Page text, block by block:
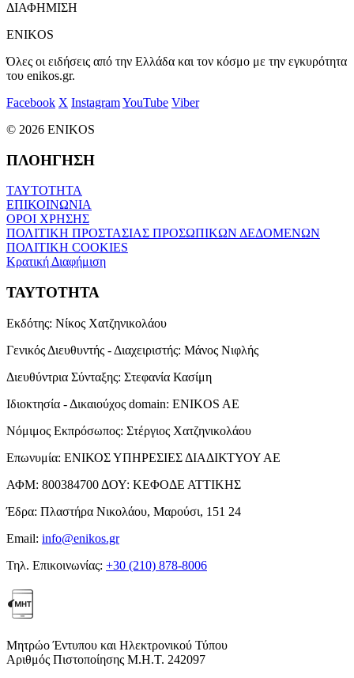
ΔΙΑΦΗΜΙΣΗ
ENIKOS
Όλες οι ειδήσεις από την Ελλάδα και τον κόσμο με την εγκυρότητα
του enikos.gr.
Facebook X InstagramYouTube Viber
© 2026 ENIKOS
ΠΛΟΗΓΗΣΗ
ΤΑΥΤΟΤΗΤΑ
ΕΠΙΚΟΙΝΩΝΙΑ
ΟΡΟΙ ΧΡΗΣΗΣ
ΠΟΛΙΤΙΚΗ ΠΡΟΣΤΑΣΙΑΣ ΠΡΟΣΩΠΙΚΩΝ ΔΕΔΟΜΕΝΩΝ
ΠΟΛΙΤΙΚΗ COOKIES
Κρατική Διαφήμιση
ΤΑΥΤΟΤΗΤΑ
Εκδότης: Νίκος Χατζηνικολάου
Γενικός Διευθυντής - Διαχειριστής: Μάνος Νιφλής
Διευθύντρια Σύνταξης: Στεφανία Κασίμη
Ιδιοκτησία - Δικαιούχος domain: ENIKOS AE
Νόμιμος Εκπρόσωπος: Στέργιος Χατζηνικολάου
Επωνυμία: ΕΝΙΚΟΣ ΥΠΗΡΕΣΙΕΣ ΔΙΑΔΙΚΤΥΟΥ ΑΕ
ΑΦΜ: 800384700 ΔΟΥ: ΚΕΦΟΔΕ ΑΤΤΙΚΗΣ
Έδρα: Πλαστήρα Νικολάου, Μαρούσι, 151 24
Email: info@enikos.gr
Τηλ. Επικοινωνίας: +30 (210) 878-8006
Μητρώο Έντυπου και Ηλεκτρονικού Τύπου
Αριθμός Πιστοποίησης Μ.Η.Τ. 242097